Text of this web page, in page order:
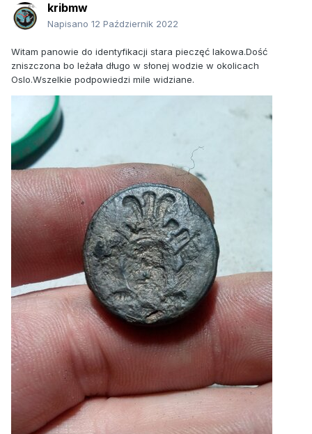
kribmw
Napisano 12 Październik 2022
Witam panowie do identyfikacji stara pieczęć lakowa.Dość
zniszczona bo leżała długo w słonej wodzie w okolicach
Oslo.Wszelkie podpowiedzi mile widziane.